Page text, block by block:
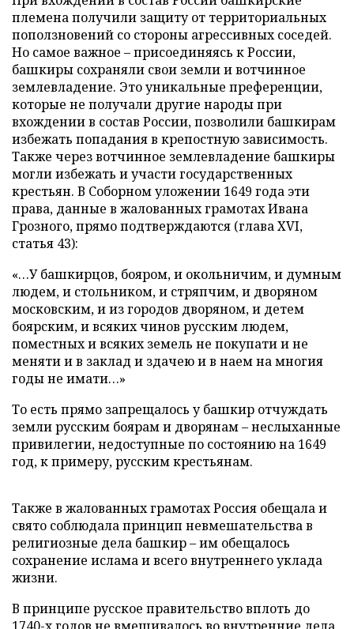
племена получили защиту от территориальных
поползновений со стороны агрессивных соседей.
Но самое важное – присоединяясь к России,
башкиры сохраняли свои земли и вотчинное
землевладение. Это уникальные преференции,
которые не получали другие народы при
вхождении в состав России, позволили башкирам
избежать попадания в крепостную зависимость.
Также через вотчинное землевладение башкиры
могли избежать и участи государственных
крестьян. В Соборном уложении 1649 года эти
права, данные в жалованных грамотах Ивана
Грозного, прямо подтверждаются (глава XVI,
статья 43):
«…У башкирцов, бояром, и окольничим, и думным
людем, и стольником, и стряпчим, и дворяном
московским, и из городов дворяном, и детем
боярским, и всяких чинов русским людем,
поместных и всяких земель не покупати и не
меняти и в заклад и здачею и в наем на многия
годы не имати…»
То есть прямо запрещалось у башкир отчуждать
земли русским боярам и дворянам – неслыханные
привилегии, недоступные по состоянию на 1649
год, к примеру, русским крестьянам.
Также в жалованных грамотах Россия обещала и
свято соблюдала принцип невмешательства в
религиозные дела башкир – им обещалось
сохранение ислама и всего внутреннего уклада
жизни.
В принципе русское правительство вплоть до